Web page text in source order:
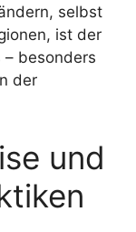
selbst
ist der
besonders
der
und